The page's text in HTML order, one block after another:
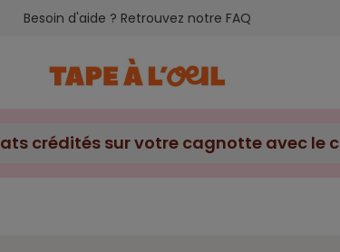
Besoin d'aide ? Retrouvez notre FAQ